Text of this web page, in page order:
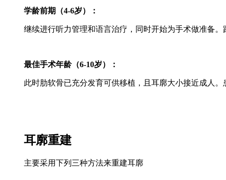
学龄前期（4-6岁）：
继续进行听力管理和语言治疗，同时开始为手术做准备
最佳手术年龄（6-10岁）：
此时肋软骨已充分发育可供移植，且耳廓大小接近成人
耳廓重建
主要采用下列三种方法来重建耳廓